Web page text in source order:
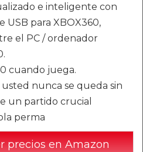
e inteligente con
USB para XBOX360,
el PC / ordenador
cuando juega.
nunca se queda sin
un partido crucial
perma
precios en Amazon